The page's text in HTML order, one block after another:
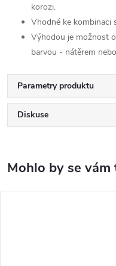
korozi.
Vhodné ke kombinaci
Výhodou je možnost
barvou - nátěrem
Parametry produktu
Diskuse